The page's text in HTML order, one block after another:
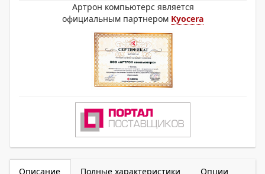
Артрон компьютерс является
официальным партнером Kyocera
Описание Полные характеристики Опции